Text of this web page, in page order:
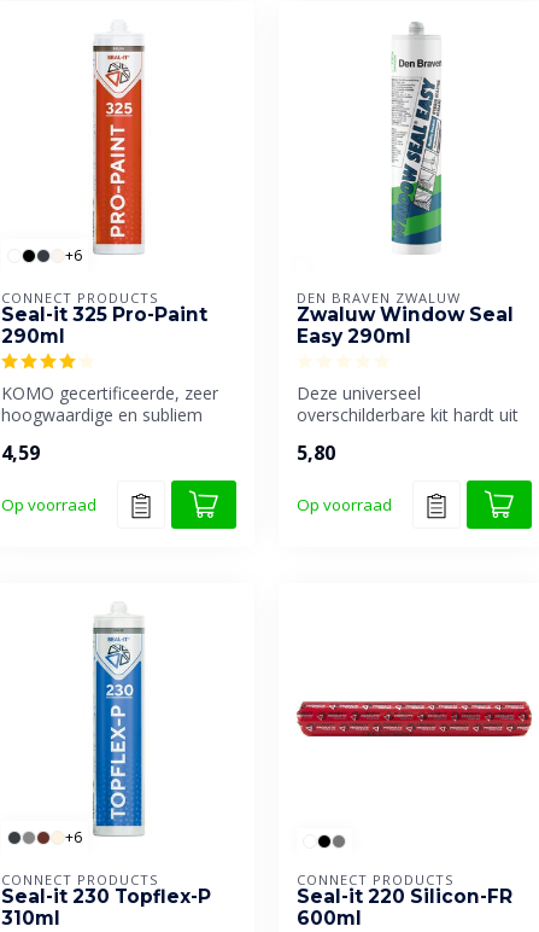
+6
CONNECT PRODUCTS
Seal-it 325 Pro-Paint
290ml
KOMO gecertificeerde, zeer
hoogwaardige en subliem
afdichtingsk...
4,59
Op voorraad
DEN BRAVEN ZWALUW
Zwaluw Window Seal
Easy 290ml
Deze universeel
overschilderbare kit hardt uit
omstandigheden en ...
5,80
Op voorraad
+6
CONNECT PRODUCTS
Seal-it 230 Topflex-P
310ml
CONNECT PRODUCTS
Seal-it 220 Silicon-FR
600ml